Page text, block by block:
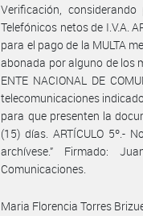
Verificación,
Telefónicos netos de I.V.A.
para el pago de la MULTA
abonada por alguno de los
ENTE NACIONAL DE
telecomunicaciones
para que presenten la
(15) días. ARTÍCULO 5º.-
archívese.” Firmado:
Comunicaciones.
Maria Florencia Torres